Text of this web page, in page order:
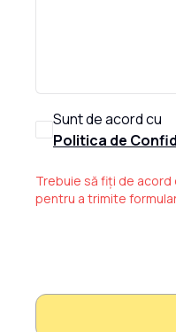
Sunt de acord cu
Politica de
Trebuie să fiți de
pentru a trimite